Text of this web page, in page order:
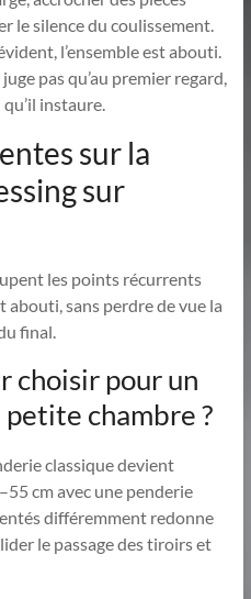
le silence du coulissement.
l’ensemble est abouti.
pas qu’au premier regard,
instaure.
sur la
sur
les points récurrents
abouti, sans perdre de vue la
final.
choisir pour un
petite chambre ?
classique devient
cm avec une penderie
différemment redonne
le passage des tiroirs et